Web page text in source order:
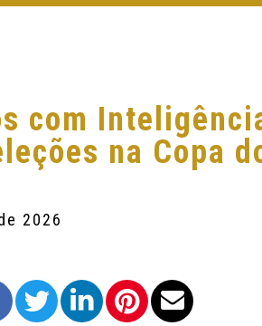
com
na Copa
2026